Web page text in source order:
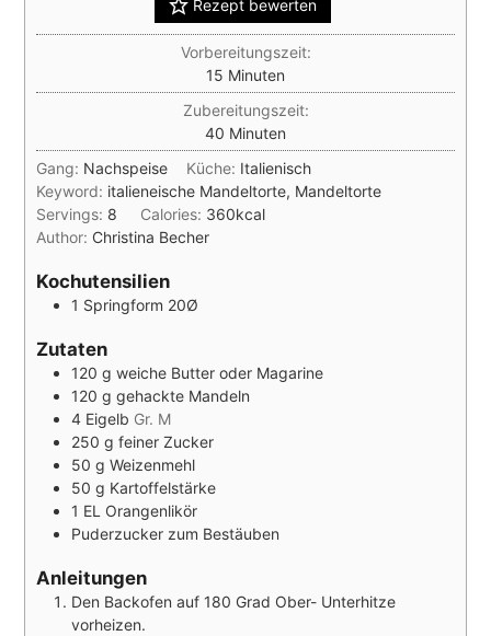
Rezept bewerten
Vorbereitungszeit:
15 Minuten
Minuten
Zubereitungszeit:
40 Minuten
Minuten
Gang: Nachspeise Küche: Italienisch
Keyword: italieneische Mandeltorte, Mandeltorte
Servings: 8 Calories: 360kcal
Author: Christina Becher
Kochutensilien
1 Springform 20Ø
Zutaten
120 g weiche Butter oder Magarine
120 g gehackte Mandeln
4 Eigelb Gr. M
250 g feiner Zucker
50 g Weizenmehl
50 g Kartoffelstärke
1 EL Orangenlikör
Puderzucker zum Bestäuben
Anleitungen
Den Backofen auf 180 Grad Ober- Unterhitze
vorheizen.